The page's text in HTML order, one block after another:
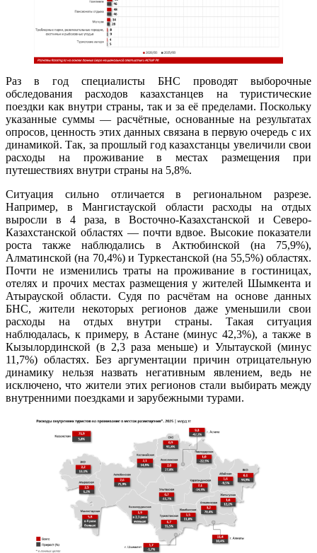
Раз в год специалисты БНС проводят выборочные
обследования расходов казахстанцев на туристические
поездки как внутри страны, так и за её пределами. Поскольку
указанные суммы — расчётные, основанные на результатах
опросов, ценность этих данных связана в первую очередь с их
динамикой. Так, за прошлый год казахстанцы увеличили свои
расходы на проживание в местах размещения при
путешествиях внутри страны на 5,8%.
Ситуация сильно отличается в региональном разрезе.
Например, в Мангистауской области расходы на отдых
выросли в 4 раза, в Восточно-Казахстанской и Северо-
Казахстанской областях — почти вдвое. Высокие показатели
роста также наблюдались в Актюбинской (на 75,9%),
Алматинской (на 70,4%) и Туркестанской (на 55,5%) областях.
Почти не изменились траты на проживание в гостиницах,
отелях и прочих местах размещения у жителей Шымкента и
Атырауской области. Судя по расчётам на основе данных
БНС, жители некоторых регионов даже уменьшили свои
расходы на отдых внутри страны. Такая ситуация
наблюдалась, к примеру, в Астане (минус 42,3%), а также в
Кызылординской (в 2,3 раза меньше) и Улытауской (минус
11,7%) областях. Без аргументации причин отрицательную
динамику нельзя назвать негативным явлением, ведь не
исключено, что жители этих регионов стали выбирать между
внутренними поездками и зарубежными турами.